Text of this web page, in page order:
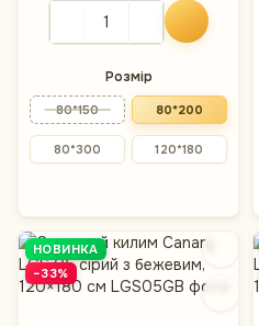
Розмір
80*150 80*200
80*300 120*180
НОВИНКА
−33%